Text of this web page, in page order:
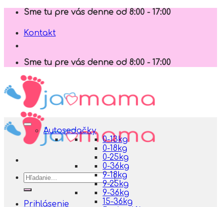
Skip
content
Sme tu pre vás denne od 8:00 - 17:00
Kontakt
Sme tu pre vás denne od 8:00 - 17:00
Hľadať:
Prihlásenie
Autosedačky
0-13kg
0-18kg
0-25kg
0-36kg
9-18kg
9-25kg
9-36kg
15-36kg